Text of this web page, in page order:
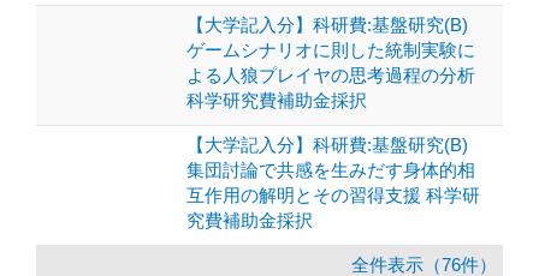
【大学記入分】科研費:基盤研究(B)
ゲームシナリオに則した統制実験に
よる人狼プレイヤの思考過程の分析
科学研究費補助金採択
【大学記入分】科研費:基盤研究(B)
集団討論で共感を生みだす身体的相
互作用の解明とその習得支援 科学研
究費補助金採択
全件表示（76件）